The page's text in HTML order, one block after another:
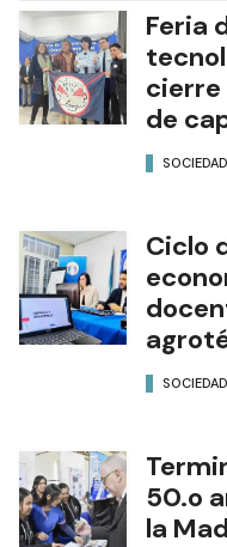
Feria
cierre
de
SOCIEDAD
Ciclo
SOCIEDAD
50.o
la